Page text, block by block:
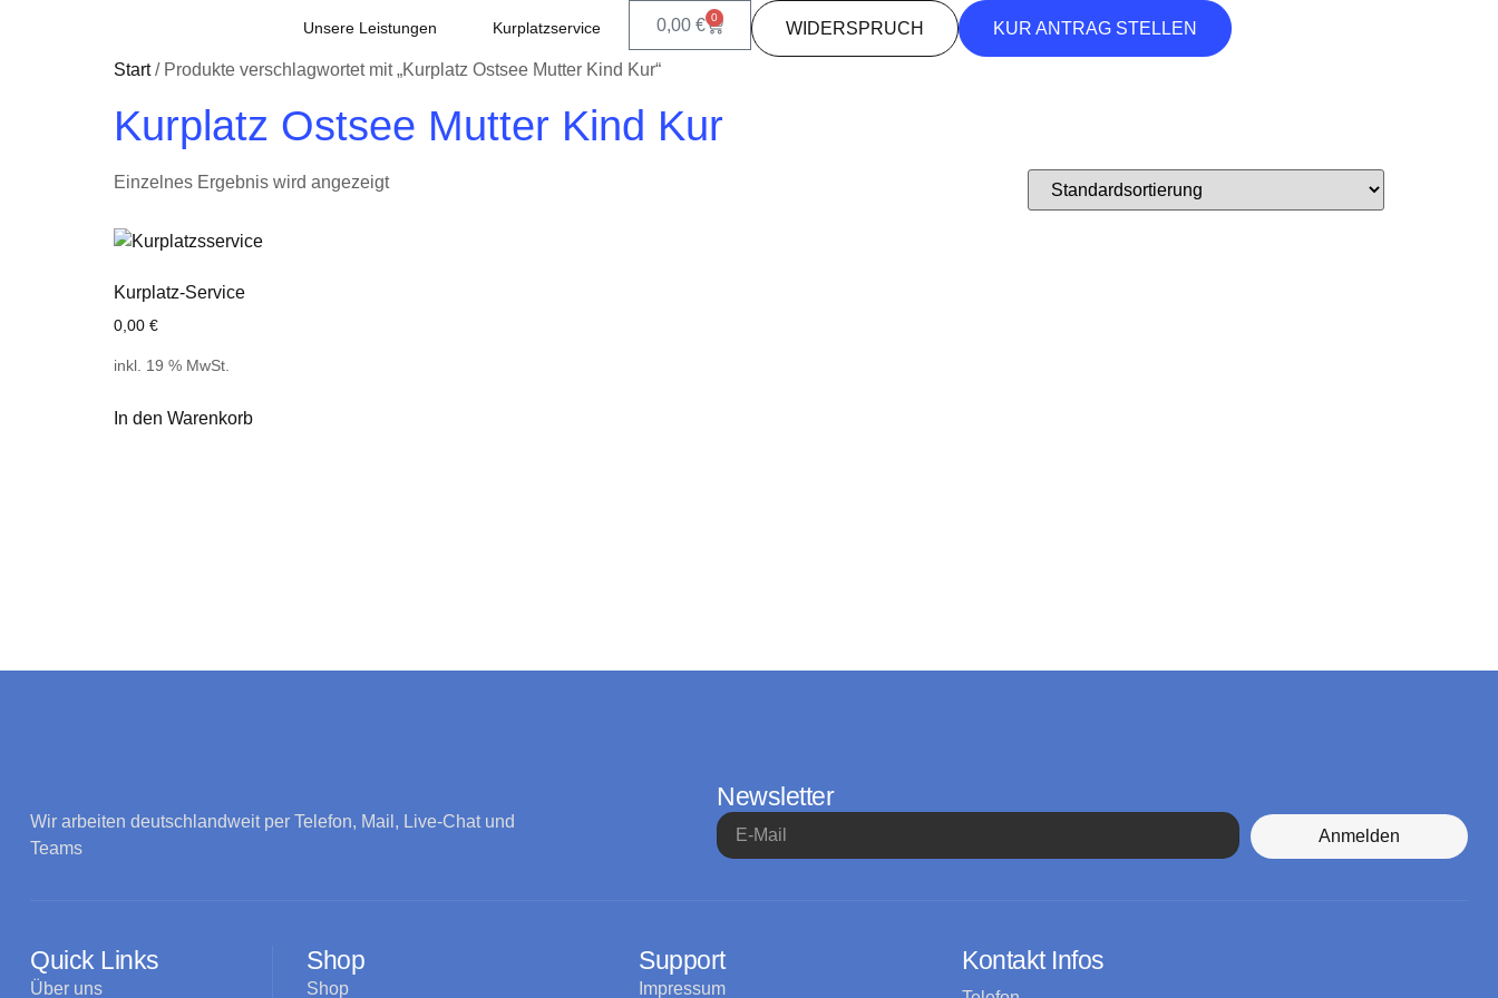
Unsere Leistungen Kurplatzservice 0,00 € 0
WIDERSPRUCH KUR ANTRAG STELLEN
Start/ Produkte verschlagwortet mit „Kurplatz Ostsee Mutter Kind Kur“
Kurplatz Ostsee Mutter Kind Kur
Einzelnes Ergebnis wird angezeigt
Kurplatz-Service
0,00 €
inkl. 19 % MwSt.
In den Warenkorb
Wir arbeiten deutschlandweit per Telefon, Mail, Live-Chat und
Teams
Newsletter
Anmelden
Quick Links
Über uns
Shop
Shop
Support
Impressum
Kontakt Infos